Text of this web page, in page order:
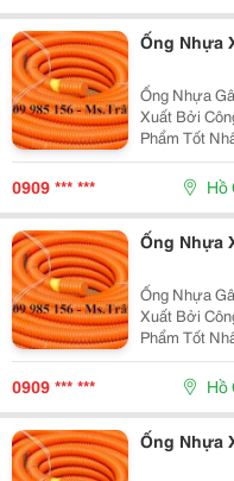
Ống Nhựa
Ống Nhựa
Xuất Bởi
Phẩm Tốt
Từ 25Mm Đến 250Mm . Ưu
Dàng Uốn
0909 *** *** Hồ
Ống Nhựa
Ống Nhựa
Xuất Bởi
Phẩm Tốt
Từ 25Mm Đến 250Mm . Ưu
Dàng Uốn
0909 *** *** Hồ
Ống Nhựa